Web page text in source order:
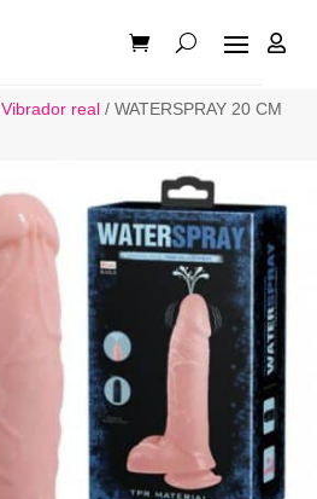

Vibrador real/ WATERSPRAY 20 CM